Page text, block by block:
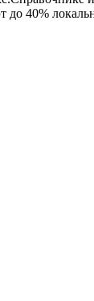
до 40%